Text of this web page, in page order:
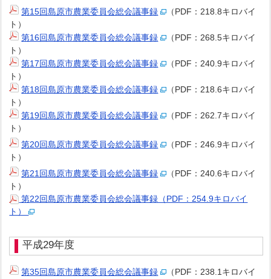
第15回島原市農業委員会総会議事録
（PDF：218.8キロバイ
ト）
第16回島原市農業委員会総会議事録
（PDF：268.5キロバイ
ト）
第17回島原市農業委員会総会議事録
（PDF：240.9キロバイ
ト）
第18回島原市農業委員会総会議事録
（PDF：218.6キロバイ
ト）
第19回島原市農業委員会総会議事録
（PDF：262.7キロバイ
ト）
第20回島原市農業委員会総会議事録
（PDF：246.9キロバイ
ト）
第21回島原市農業委員会総会議事録
（PDF：240.6キロバイ
ト）
第22回島原市農業委員会総会議事録（PDF：254.9キロバイ
ト）
平成29年度
第35回島原市農業委員会総会議事録
（PDF：238.1キロバイ